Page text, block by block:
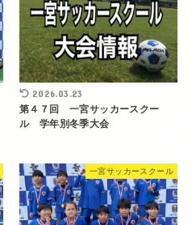
2026.03.23
第４７回 一宮サッカースクー
ル 学年別冬季大会
一宮サッカースクール